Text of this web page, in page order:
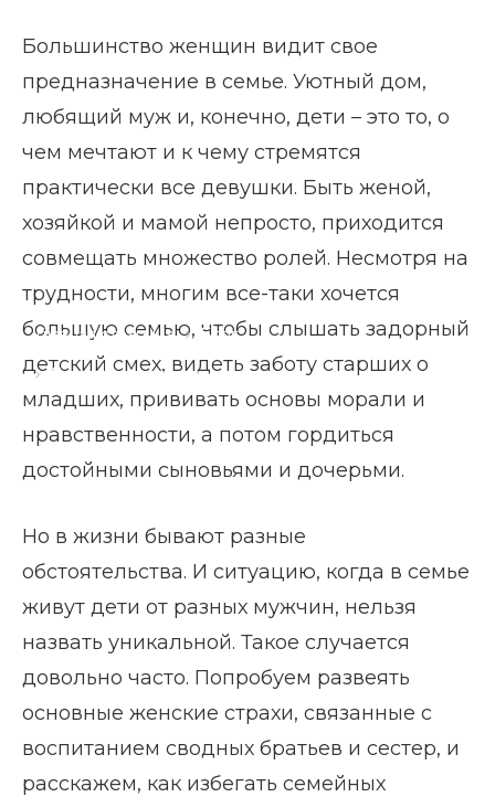
Главная страница
Блог
Дети от разных мужчин
Большинство женщин видит свое
предназначение в семье. Уютный дом,
любящий муж и, конечно, дети – это то, о
чем мечтают и к чему стремятся
практически все девушки. Быть женой,
хозяйкой и мамой непросто, приходится
совмещать множество ролей. Несмотря на
трудности, многим все-таки хочется
большую семью, чтобы слышать задорный
детский смех, видеть заботу старших о
младших, прививать основы морали и
нравственности, а потом гордиться
достойными сыновьями и дочерьми.
Но в жизни бывают разные
обстоятельства. И ситуацию, когда в семье
живут дети от разных мужчин, нельзя
назвать уникальной. Такое случается
довольно часто. Попробуем развеять
основные женские страхи, связанные с
воспитанием сводных братьев и сестер, и
расскажем, как избегать семейных